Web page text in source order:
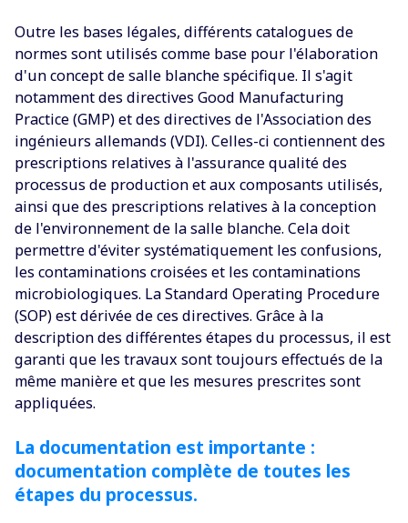
Outre les bases légales, différents catalogues de
normes sont utilisés comme base pour l'élaboration
d'un concept de salle blanche spécifique. Il s'agit
notamment des directives Good Manufacturing
Practice (GMP) et des directives de l'Association des
ingénieurs allemands (VDI). Celles-ci contiennent des
prescriptions relatives à l'assurance qualité des
processus de production et aux composants utilisés,
ainsi que des prescriptions relatives à la conception
de l'environnement de la salle blanche. Cela doit
permettre d'éviter systématiquement les confusions,
les contaminations croisées et les contaminations
microbiologiques. La Standard Operating Procedure
(SOP) est dérivée de ces directives. Grâce à la
description des différentes étapes du processus, il est
garanti que les travaux sont toujours effectués de la
même manière et que les mesures prescrites sont
appliquées.
La documentation est importante :
documentation complète de toutes les
étapes du processus.